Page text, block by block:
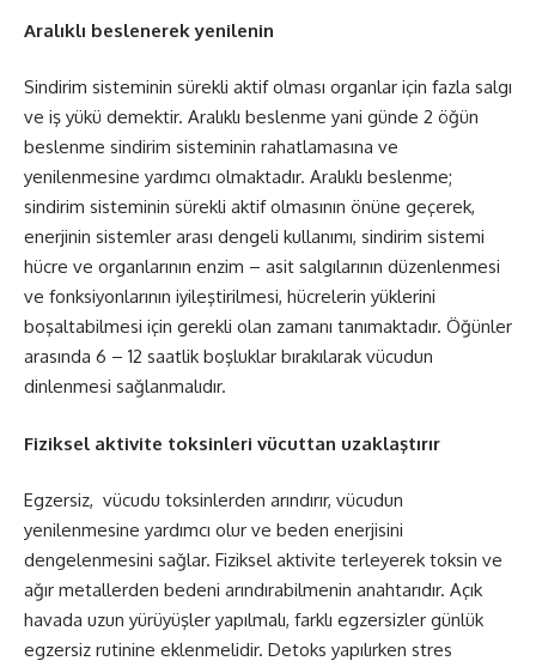
Aralıklı beslenerek yenilenin
Sindirim sisteminin sürekli aktif olması organlar için fazla salgı
ve iş yükü demektir. Aralıklı beslenme yani günde 2 öğün
beslenme sindirim sisteminin rahatlamasına ve
yenilenmesine yardımcı olmaktadır. Aralıklı beslenme;
sindirim sisteminin sürekli aktif olmasının önüne geçerek,
enerjinin sistemler arası dengeli kullanımı, sindirim sistemi
hücre ve organlarının enzim – asit salgılarının düzenlenmesi
ve fonksiyonlarının iyileştirilmesi, hücrelerin yüklerini
boşaltabilmesi için gerekli olan zamanı tanımaktadır. Öğünler
arasında 6 – 12 saatlik boşluklar bırakılarak vücudun
dinlenmesi sağlanmalıdır.
Fiziksel aktivite toksinleri vücuttan uzaklaştırır
Egzersiz, vücudu toksinlerden arındırır, vücudun
yenilenmesine yardımcı olur ve beden enerjisini
dengelenmesini sağlar. Fiziksel aktivite terleyerek toksin ve
ağır metallerden bedeni arındırabilmenin anahtarıdır. Açık
havada uzun yürüyüşler yapılmalı, farklı egzersizler günlük
egzersiz rutinine eklenmelidir. Detoks yapılırken stres